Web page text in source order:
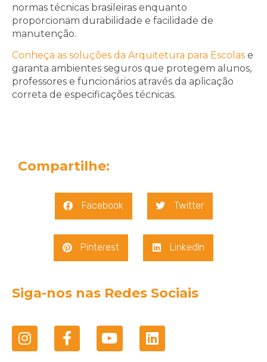
normas técnicas brasileiras enquanto
proporcionam durabilidade e facilidade de
manutenção.
Conheça as soluções da Arquitetura para Escolas e
garanta ambientes seguros que protegem alunos,
professores e funcionários através da aplicação
correta de especificações técnicas.
Compartilhe:
Facebook Twitter
Pinterest LinkedIn
Siga-nos nas Redes Sociais